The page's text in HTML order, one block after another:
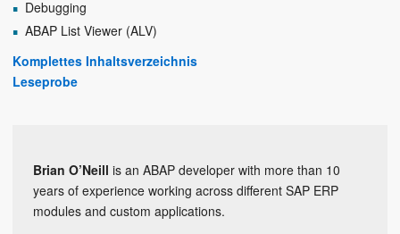
Debugging
ABAP List Viewer (ALV)
Komplettes Inhaltsverzeichnis
Leseprobe
Brian O’Neill is an ABAP developer with more than 10
years of experience working across different SAP ERP
modules and custom applications.